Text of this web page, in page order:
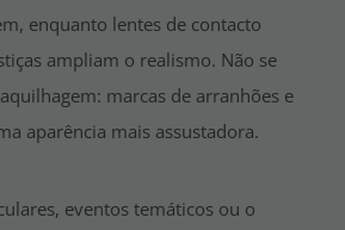
enquanto lentes de contacto
ampliam o realismo. Não se
marcas de arranhões e
aparência mais assustadora.
eventos temáticos ou o